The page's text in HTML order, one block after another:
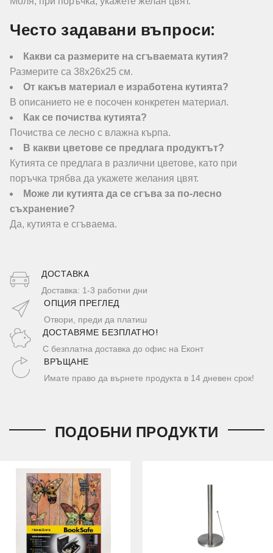
Често задавани въпроси:
Какви са размерите на сгъваемата кутия?
Размерите са 38х26х25 см.
От какъв материал е изработена кутията?
В описанието не е посочен конкретен материал.
Как се почиства кутията?
Почиства се лесно с влажна кърпа.
В какви цветове се предлага продуктът?
Кутията се предлага в различни цветове, като при
поръчка трябва да укажете желания цвят.
Може ли кутията да се сгъва за по-лесно
съхранение?
Да, кутията е сгъваема.
ДОСТАВКA
Доставка: 1-3 работни дни
ОПЦИЯ ПРЕГЛЕД
Отвори, преди да платиш
ДОСТАВЯМЕ БЕЗПЛАТНО!
С безплатна доставка до офис на Еконт
ВРЪЩАНЕ
Имате право да върнете продукта в 14 дневен срок!
ПОДОБНИ ПРОДУКТИ